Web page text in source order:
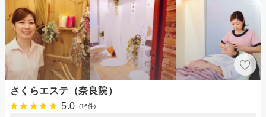
さくらエステ（奈良院）
5.0
(16件)